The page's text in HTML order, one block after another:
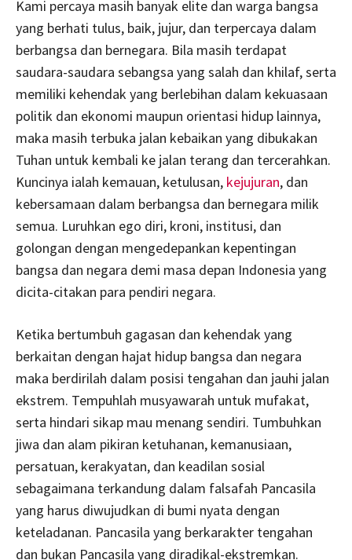
Kami percaya masih banyak elite dan warga bangsa
yang berhati tulus, baik, jujur, dan terpercaya dalam
berbangsa dan bernegara. Bila masih terdapat
saudara-saudara sebangsa yang salah dan khilaf, serta
memiliki kehendak yang berlebihan dalam kekuasaan
politik dan ekonomi maupun orientasi hidup lainnya,
maka masih terbuka jalan kebaikan yang dibukakan
Tuhan untuk kembali ke jalan terang dan tercerahkan.
Kuncinya ialah kemauan, ketulusan, kejujuran, dan
kebersamaan dalam berbangsa dan bernegara milik
semua. Luruhkan ego diri, kroni, institusi, dan
golongan dengan mengedepankan kepentingan
bangsa dan negara demi masa depan Indonesia yang
dicita-citakan para pendiri negara.
Ketika bertumbuh gagasan dan kehendak yang
berkaitan dengan hajat hidup bangsa dan negara
maka berdirilah dalam posisi tengahan dan jauhi jalan
ekstrem. Tempuhlah musyawarah untuk mufakat,
serta hindari sikap mau menang sendiri. Tumbuhkan
jiwa dan alam pikiran ketuhanan, kemanusiaan,
persatuan, kerakyatan, dan keadilan sosial
sebagaimana terkandung dalam falsafah Pancasila
yang harus diwujudkan di bumi nyata dengan
keteladanan. Pancasila yang berkarakter tengahan
dan bukan Pancasila yang diradikal-ekstremkan.